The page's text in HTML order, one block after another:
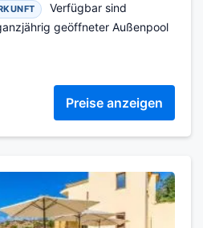
Verfügbar sind
geöffneter Außenpool
Preise anzeigen